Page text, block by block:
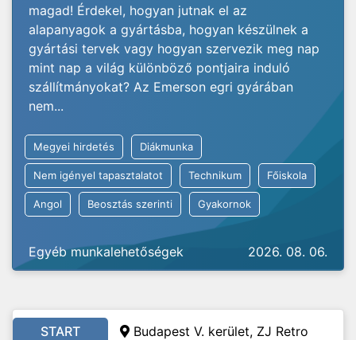
magad! Érdekel, hogyan jutnak el az
alapanyagok a gyártásba, hogyan készülnek a
gyártási tervek vagy hogyan szervezik meg nap
mint nap a világ különböző pontjaira induló
szállítmányokat? Az Emerson egri gyárában
nem...
Megyei hirdetés Diákmunka
Nem igényel tapasztalatot Technikum Főiskola
Angol Beosztás szerinti Gyakornok
Egyéb munkalehetőségek 2026. 08. 06.
START Budapest V. kerület, ZJ Retro